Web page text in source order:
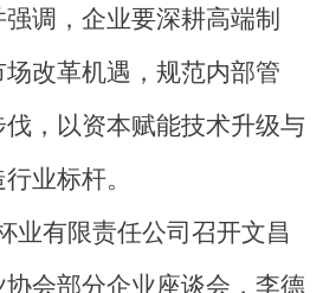
调，企业要深耕高端制
改革机遇，规范内部管
，以资本赋能技术升级与
业标杆。
业有限责任公司召开文昌
会部分企业座谈会，李德